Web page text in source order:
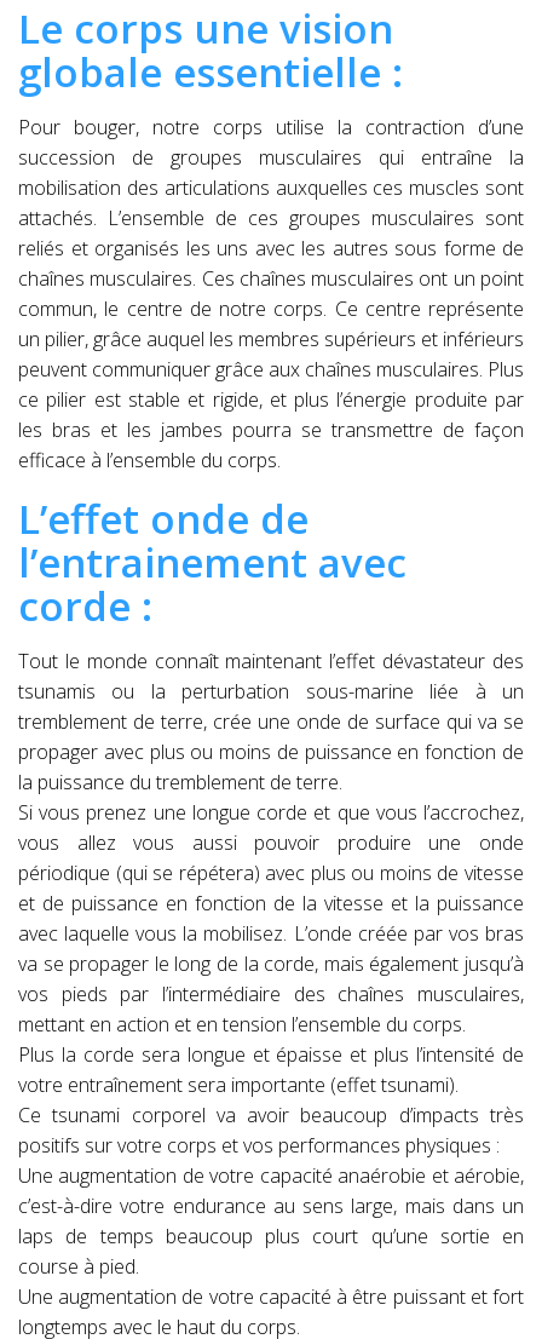
Le corps une vision
globale essentielle :
Pour bouger, notre corps utilise la contraction d’une
succession de groupes musculaires qui entraîne la
mobilisation des articulations auxquelles ces muscles sont
attachés. L’ensemble de ces groupes musculaires sont
reliés et organisés les uns avec les autres sous forme de
chaînes musculaires. Ces chaînes musculaires ont un point
commun, le centre de notre corps. Ce centre représente
un pilier, grâce auquel les membres supérieurs et inférieurs
peuvent communiquer grâce aux chaînes musculaires. Plus
ce pilier est stable et rigide, et plus l’énergie produite par
les bras et les jambes pourra se transmettre de façon
efficace à l’ensemble du corps.
L’effet onde de
l’entrainement avec
corde :
Tout le monde connaît maintenant l’effet dévastateur des
tsunamis ou la perturbation sous-marine liée à un
tremblement de terre, crée une onde de surface qui va se
propager avec plus ou moins de puissance en fonction de
la puissance du tremblement de terre.
Si vous prenez une longue corde et que vous l’accrochez,
vous allez vous aussi pouvoir produire une onde
périodique (qui se répétera) avec plus ou moins de vitesse
et de puissance en fonction de la vitesse et la puissance
avec laquelle vous la mobilisez. L’onde créée par vos bras
va se propager le long de la corde, mais également jusqu’à
vos pieds par l’intermédiaire des chaînes musculaires,
mettant en action et en tension l’ensemble du corps.
Plus la corde sera longue et épaisse et plus l’intensité de
votre entraînement sera importante (effet tsunami).
Ce tsunami corporel va avoir beaucoup d’impacts très
positifs sur votre corps et vos performances physiques :
Une augmentation de votre capacité anaérobie et aérobie,
c’est-à-dire votre endurance au sens large, mais dans un
laps de temps beaucoup plus court qu’une sortie en
course à pied.
Une augmentation de votre capacité à être puissant et fort
longtemps avec le haut du corps.